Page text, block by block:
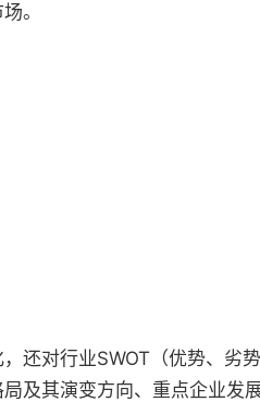
。
还对行业SWOT（优势、劣
及其演变方向、重点企业发